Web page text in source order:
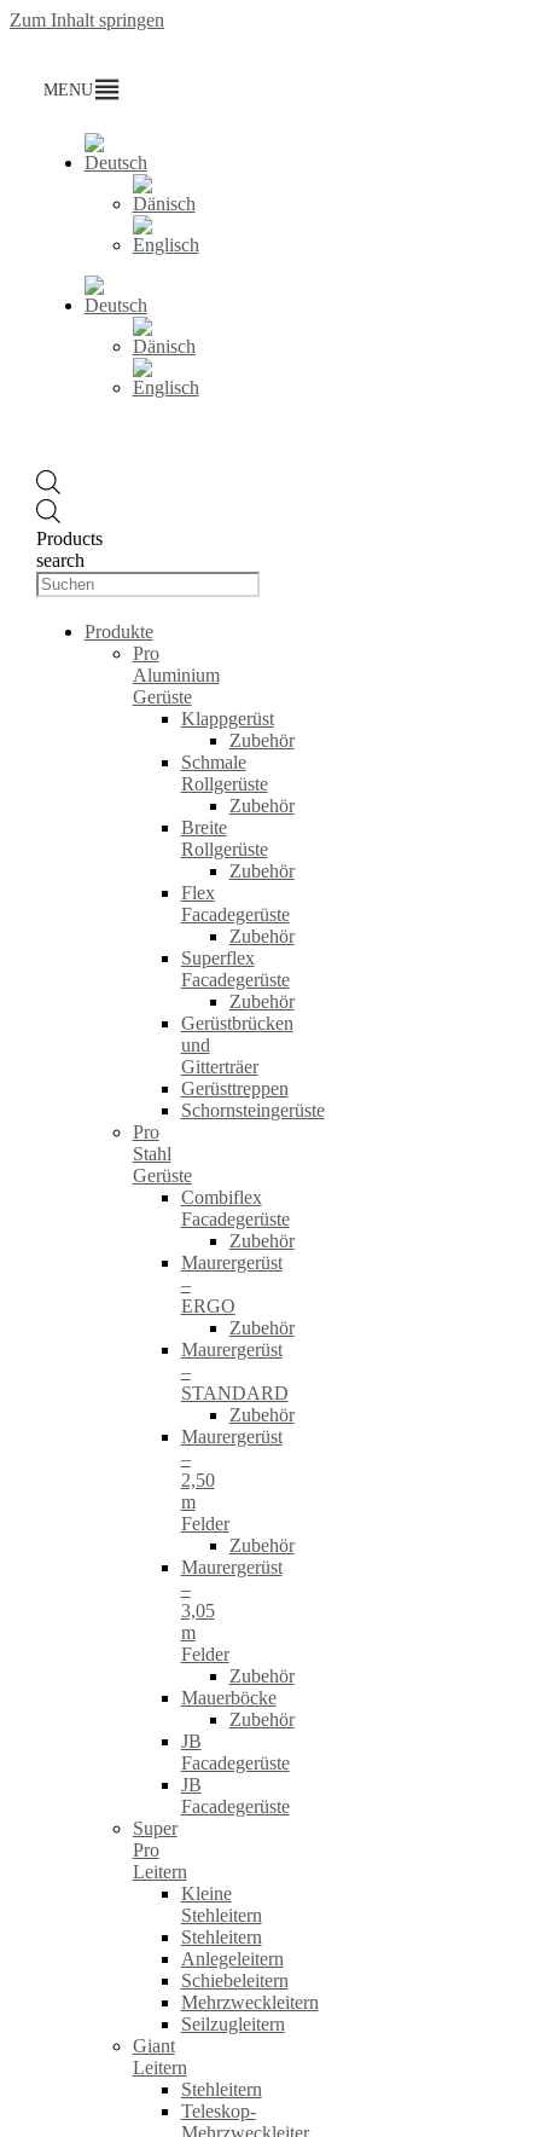
Zum Inhalt springen
MENU
Products
search
Produkte
Pro
Aluminium
Gerüste
Klappgerüst
Zubehör
Schmale
Rollgerüste
Zubehör
Breite
Rollgerüste
Zubehör
Flex
Facadegerüste
Zubehör
Superflex
Facadegerüste
Zubehör
Gerüstbrücken
und
Gitterträer
Gerüsttreppen
Schornsteingerüste
Pro
Stahl
Gerüste
Combiflex
Facadegerüste
Zubehör
Maurergerüst
–
ERGO
Zubehör
Maurergerüst
–
STANDARD
Zubehör
Maurergerüst
–
2,50
m
Felder
Zubehör
Maurergerüst
–
3,05
m
Felder
Zubehör
Mauerböcke
Zubehör
JB
Facadegerüste
JB
Facadegerüste
Super
Pro
Leitern
Kleine
Stehleitern
Stehleitern
Anlegeleitern
Schiebeleitern
Mehrzweckleitern
Seilzugleitern
Giant
Leitern
Stehleitern
Teleskop-
Mehrzweckleiter